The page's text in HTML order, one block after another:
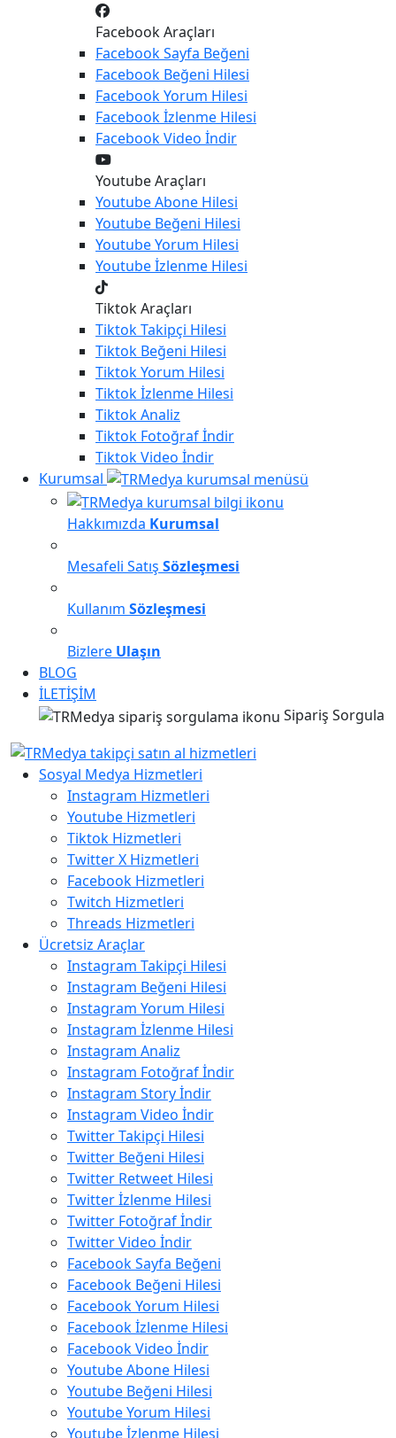
Facebook Araçları
FacebookSayfa Beğeni
Facebook Beğeni Hilesi
FacebookYorum Hilesi
Facebookİzlenme Hilesi
FacebookVideo İndir
Youtube Araçları
YoutubeAbone Hilesi
Youtube Beğeni Hilesi
YoutubeYorum Hilesi
Youtubeİzlenme Hilesi
Tiktok Araçları
TiktokTakipçi Hilesi
Tiktok Beğeni Hilesi
TiktokYorum Hilesi
Tiktokİzlenme Hilesi
TiktokAnaliz
Tiktok Fotoğraf İndir
TiktokVideo İndir
Kurumsal
Hakkımızda Kurumsal
Mesafeli Satış Sözleşmesi
Kullanım Sözleşmesi
Bizlere Ulaşın
BLOG
İLETİŞİM
Sipariş Sorgula
Sosyal Medya Hizmetleri
Instagram Hizmetleri
Youtube Hizmetleri
Tiktok Hizmetleri
Twitter X Hizmetleri
Facebook Hizmetleri
Twitch Hizmetleri
Threads Hizmetleri
Ücretsiz Araçlar
Instagram Takipçi Hilesi
Instagram Beğeni Hilesi
Instagram Yorum Hilesi
Instagram İzlenme Hilesi
Instagram Analiz
Instagram Fotoğraf İndir
Instagram Story İndir
Instagram Video İndir
Twitter Takipçi Hilesi
Twitter Beğeni Hilesi
Twitter Retweet Hilesi
Twitter İzlenme Hilesi
Twitter Fotoğraf İndir
Twitter Video İndir
Facebook Sayfa Beğeni
Facebook Beğeni Hilesi
Facebook Yorum Hilesi
Facebook İzlenme Hilesi
Facebook Video İndir
Youtube Abone Hilesi
Youtube Beğeni Hilesi
Youtube Yorum Hilesi
Youtube İzlenme Hilesi